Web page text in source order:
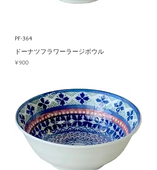
PF-364
ドーナツフラワーラージボウル
Price
¥900